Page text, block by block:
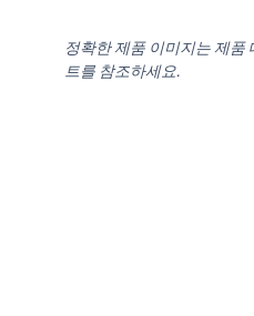
정확한 제품 이미지는 제품
트를 참조하세요.